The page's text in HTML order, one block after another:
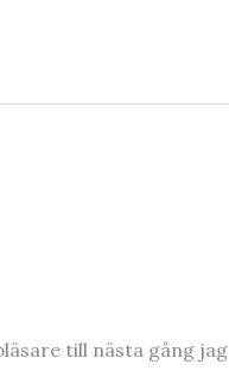
till nästa gång jag